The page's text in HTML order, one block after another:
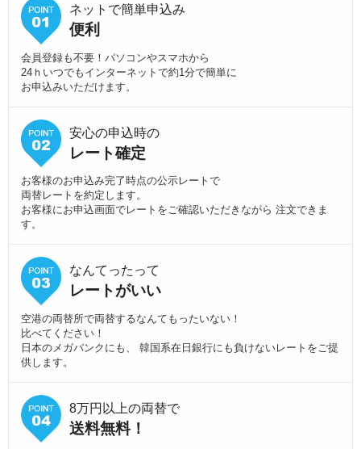
ネットで簡単申込み
便利
会員登録も不要！パソコンやスマホから
24ｈいつでもインターネットで約1分で簡単に
お申込みいただけます。
安心の申込時の
レート確定
お客様のお申込み完了時点の公示レートで
両替レートを約定します。
お客様にお申込画面でレートをご確認いただきながら 注文できま
す。
なんてったって
レートがいい
空港の両替所で両替するなんてもったいない！
比べてください！
日本のメガバンクにも、 韓国系在日銀行にも負けないレートをご提
供します。
8万円以上の両替で
送料無料！